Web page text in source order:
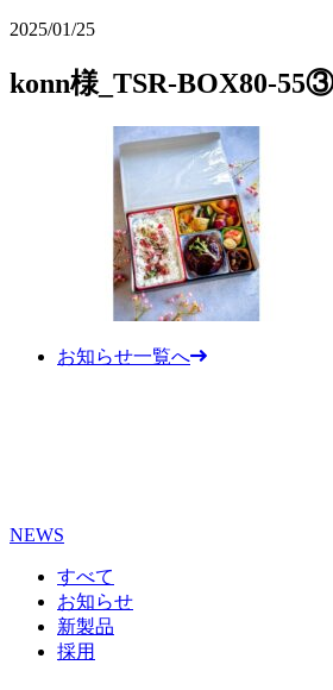
2025/01/25
konn様_TSR-BOX80-
お知らせ一覧へ
NEWS
すべて
お知らせ
新製品
採用